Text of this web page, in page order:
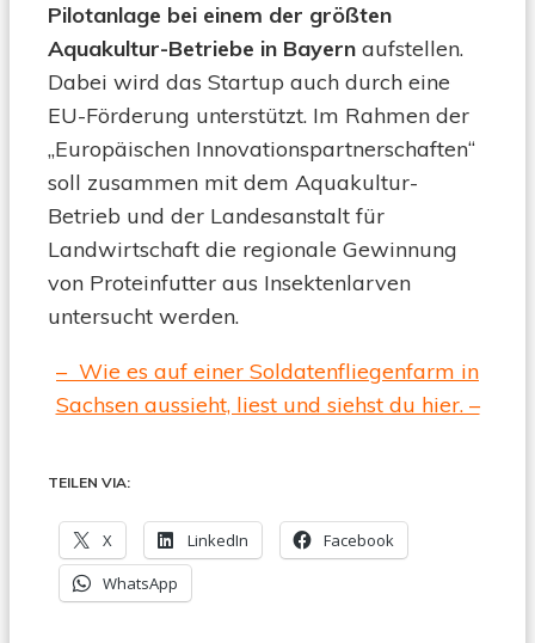
Pilotanlage bei einem der größten
Aquakultur-Betriebe in Bayern aufstellen.
Dabei wird das Startup auch durch eine
EU-Förderung unterstützt. Im Rahmen der
„Europäischen Innovationspartnerschaften“
soll zusammen mit dem Aquakultur-
Betrieb und der Landesanstalt für
Landwirtschaft die regionale Gewinnung
von Proteinfutter aus Insektenlarven
untersucht werden.
– Wie es auf einer Soldatenfliegenfarm in
Sachsen aussieht, liest und siehst du hier. –
TEILEN VIA:
X LinkedIn
Facebook
WhatsApp